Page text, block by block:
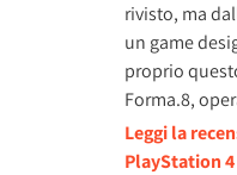
rivisto, ma
un game
proprio
Forma.8,
Leggi la
PlayStation 4